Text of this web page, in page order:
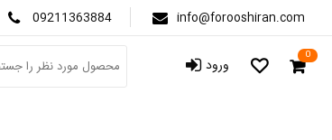
09211363884 info@forooshiran.com
ورود 0